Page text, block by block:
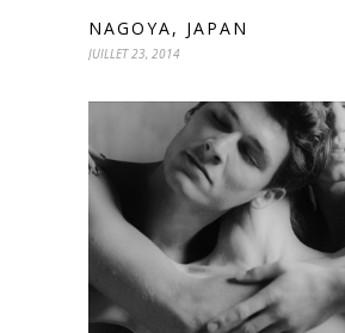
NAGOYA, JAPAN
JUILLET 23, 2014